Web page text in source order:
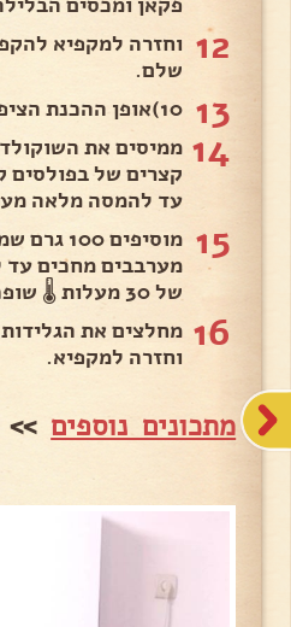
12 וחזרה למקפיא
שלם.
13 10)אופן ההכנת הציפוי שוקולד לבן .
14 ממיסים את
עד להמסה מלאה
15
מוסיפים
מערבבים מחכים
של 30 מעלות 🌡 שופכים לכלי ארוך .
16 מחלצים את
וחזרה למקפיא.
מתכונים נוספים >>